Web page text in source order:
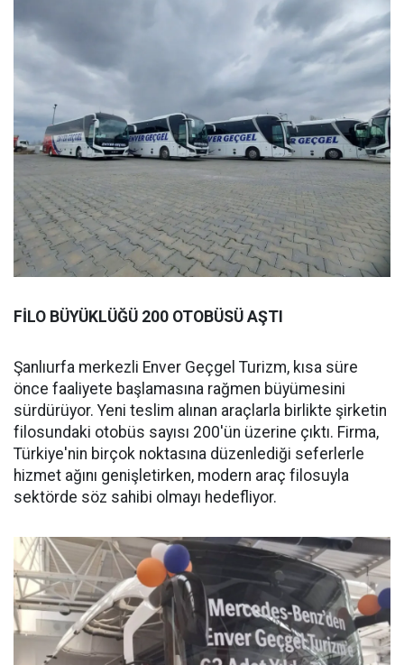
FİLO BÜYÜKLÜĞÜ 200 OTOBÜSÜ AŞTI
Şanlıurfa merkezli Enver Geçgel Turizm, kısa süre
önce faaliyete başlamasına rağmen büyümesini
sürdürüyor. Yeni teslim alınan araçlarla birlikte şirketin
filosundaki otobüs sayısı 200'ün üzerine çıktı. Firma,
Türkiye'nin birçok noktasına düzenlediği seferlerle
hizmet ağını genişletirken, modern araç filosuyla
sektörde söz sahibi olmayı hedefliyor.